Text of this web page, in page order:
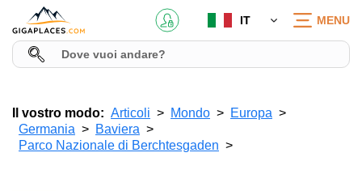
IT MENU
Il vostro modo: Articoli Mondo
Europa
Germania
Baviera
Parco Nazionale di Berchtesgaden